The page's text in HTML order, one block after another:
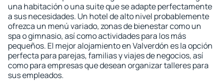
una habitación o una suite que se adapte perfectamente
a sus necesidades. Un hotel de alto nivel probablemente
ofrezca un menú variado, zonas de bienestar como un
spa o gimnasio, así como actividades para los más
pequeños. El mejor alojamiento en Valverdón es la opción
perfecta para parejas, familias y viajes de negocios, así
como para empresas que desean organizar talleres para
sus empleados.